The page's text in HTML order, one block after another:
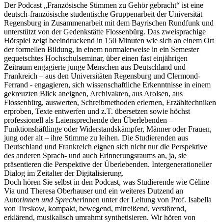
Der Podcast „Französische Stimmen zu Gehör gebracht“ ist eine
deutsch-französische studentische Gruppenarbeit der Universität
Regensburg in Zusammenarbeit mit dem Bayrischen Rundfunk und
unterstützt von der Gedenkstätte Flossenbürg. Das zweisprachige
Hörspiel zeigt beeindruckend in 150 Minuten wie sich an einem Ort
der formellen Bildung, in einem normalerweise in ein Semester
gequetschtes Hochschulseminar, über einen fast einjährigen
Zeitraum engagierte junge Menschen aus Deutschland und
Frankreich – aus den Universitäten Regensburg und Clermond-
Ferrand - engagieren, sich wissenschaftliche Erkenntnisse in einem
gekreuzten Blick aneignen, Archivakten, aus Arolsen, aus
Flossenbürg, auswerten, Schreibmethoden erlernen, Erzähltechniken
erproben, Texte entwerfen und z.T. übersetzen sowie höchst
professionell als Laiensprechende den Überlebenden –
Funktionshäftlinge oder Widerstandskämpfer, Männer oder Frauen,
jung oder alt – ihre Stimme zu leihen. Die Studierenden aus
Deutschland und Frankreich eignen sich nicht nur die Perspektive
des anderen Sprach- und auch Erinnerungsraums an, ja, sie
präsentieren die Perspektive der Überlebenden. Intergenerationeller
Dialog im Zeitalter der Digitalisierung.
Doch hören Sie selbst in den Podcast, was Studierende wie Céline
Via und Theresa Oberhauser und ein weiteres Dutzend an
Autorinnen und Sprecherinnen unter der Leitung von Prof. Isabella
von Treskow, kompakt, bewegend, mitreißend, verstörend,
erklärend, musikalisch umrahmt synthetisieren. Wir hören von